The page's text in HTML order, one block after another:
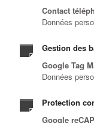
Contact
Données
Gestion des
Google Tag
Données
Protection
Google